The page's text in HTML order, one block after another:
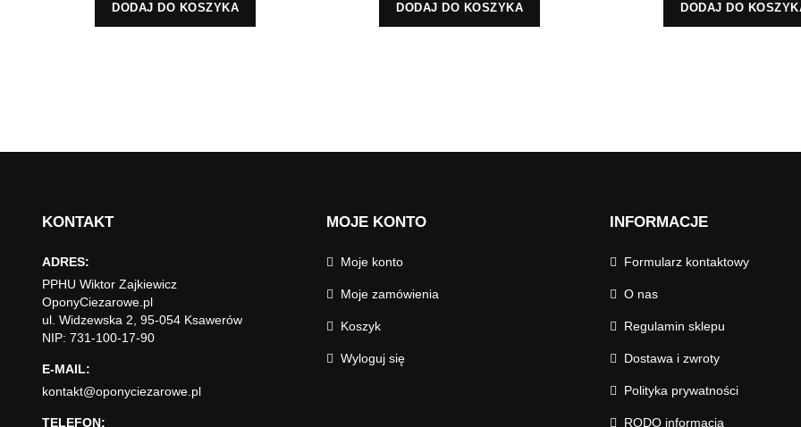
DODAJ DO KOSZYKA DODAJ DO KOSZYKA DODAJ DO
KONTAKT
ADRES:
PPHU Wiktor Zajkiewicz
OponyCiezarowe.pl
ul. Widzewska 2, 95-054 Ksawerów
NIP: 731-100-17-90
E-MAIL:
kontakt@oponyciezarowe.pl
TELEFON:
MOJE KONTO
Moje konto
Moje zamówienia
Koszyk
Wyloguj się
INFORMACJE
Formularz kontaktowy
O nas
Regulamin sklepu
Dostawa i zwroty
Polityka prywatności
RODO informacja